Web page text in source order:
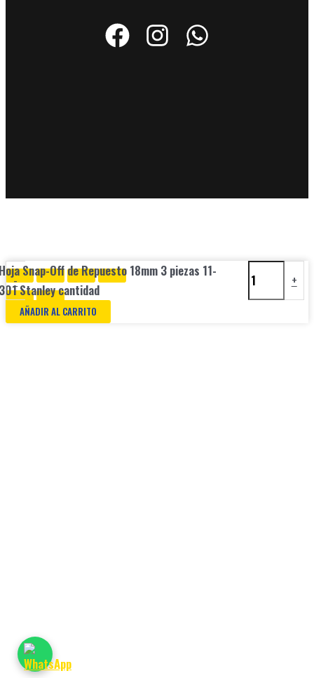
-
Snap-Off de Repuesto 18mm 3 piezas 11-
Stanley cantidad
+
AÑADIR AL CARRITO